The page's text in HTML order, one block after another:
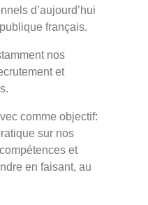
d’aujourd’hui
français.
nos
et
comme objectif:
sur nos
et
en faisant, au